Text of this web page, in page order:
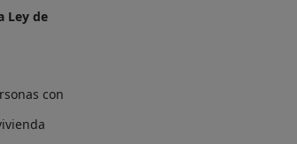
Ley de
con